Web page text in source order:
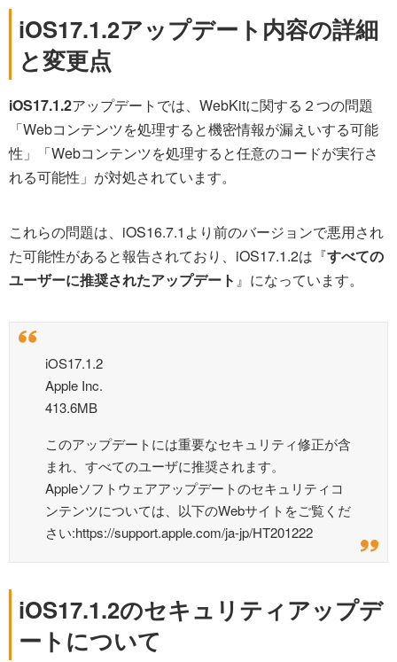
iOS17.1.2アップデート内容の詳細
と変更点
iOS17.1.2アップデートでは、WebKitに関する２つの問題
「Webコンテンツを処理すると機密情報が漏えいする可能
性」「Webコンテンツを処理すると任意のコードが実行さ
れる可能性」が対処されています。
これらの問題は、iOS16.7.1より前のバージョンで悪用され
た可能性があると報告されており、iOS17.1.2は『すべての
ユーザーに推奨されたアップデート 』になっています。
iOS17.1.2
Apple Inc.
413.6MB
このアップデートには重要なセキュリティ修正が含
まれ、すべてのユーザに推奨されます。
Appleソフトウェアアップデートのセキュリティコ
ンテンツについては、以下のWebサイトをご覧くだ
さい:https://support.apple.com/ja-jp/HT201222
iOS17.1.2のセキュリティアップデ
ートについて